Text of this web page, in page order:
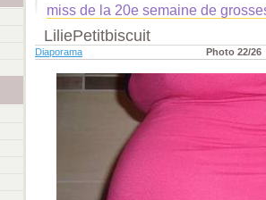
miss de la 20e semaine de
LiliePetitbiscuit
Diaporama Photo 22/26